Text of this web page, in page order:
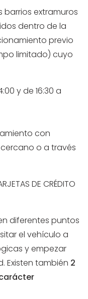
barrios extramuros
dentro de la
previo
limitado) cuyo
y de 16:30 a
con
o a través
DE CRÉDITO
diferentes puntos
el vehículo a
y empezar
Existen también 2